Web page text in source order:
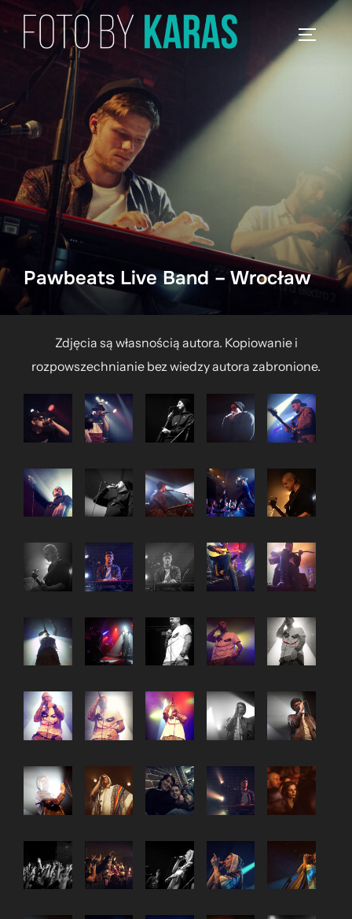
Skip
to
Pawbeats Live Band – Wrocław
Zdjęcia są własnością autora. Kopiowanie i
rozpowszechnianie bez wiedzy autora zabronione.